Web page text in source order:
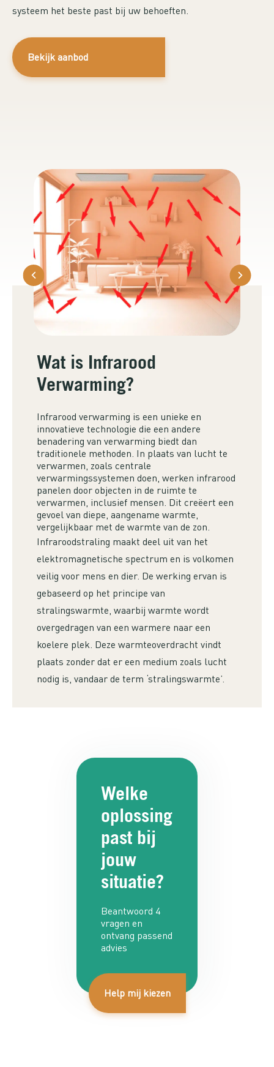
systeem het beste past bij uw behoeften.
Bekijk aanbod
Wat is Infrarood
Verwarming?
Infrarood verwarming is een unieke en
innovatieve technologie die een andere
benadering van verwarming biedt dan
traditionele methoden. In plaats van lucht te
verwarmen, zoals centrale
verwarmingssystemen doen, werken infrarood
panelen door objecten in de ruimte te
verwarmen, inclusief mensen. Dit creëert een
gevoel van diepe, aangename warmte,
vergelijkbaar met de warmte van de zon.
Infraroodstraling maakt deel uit van het
elektromagnetische spectrum en is volkomen
veilig voor mens en dier. De werking ervan is
gebaseerd op het principe van
stralingswarmte, waarbij warmte wordt
overgedragen van een warmere naar een
koelere plek. Deze warmteoverdracht vindt
plaats zonder dat er een medium zoals lucht
nodig is, vandaar de term ‘stralingswarmte’.
Welke
oplossing
past bij
jouw
situatie?
Beantwoord 4
vragen en
ontvang passend
advies
Help mij kiezen